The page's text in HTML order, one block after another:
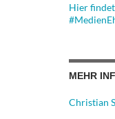
Hier
MEHR
Christian